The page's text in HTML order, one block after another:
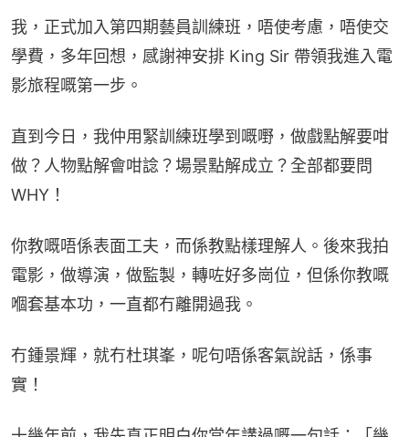
我，正式加入第四期藝員訓練班，唔使考慮，唔使交
學費，多年回想，感謝神安排 King Sir 帶領我進入電
影旅程嘅第一步。
直到今日，我仲用緊訓練班學到嘅嘢，做戲點解要咁
做？人物點解會咁諗？場景點解成立？全部都要問
WHY！
你教嘅唔係表面工夫，而係教點樣理解人。後來我拍
電影，做導演，做監製，轉咗好多崗位，但係你教嘅
嗰套基本功，一直都冇離開過我。
冇鍾景輝，就冇杜琪峯，呢句唔係客氣說話，係事
實！